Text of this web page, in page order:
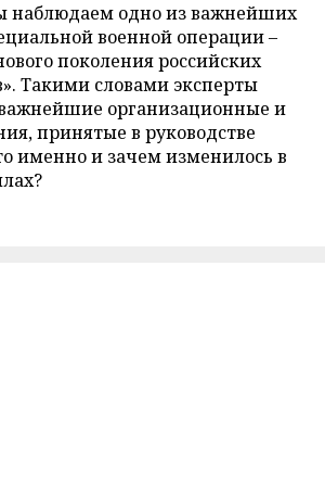
наблюдаем одно из важнейших
военной операции –
поколения российских
Такими словами эксперты
организационные и
принятые в руководстве
именно и зачем изменилось в